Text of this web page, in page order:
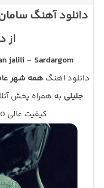
دانلود آهنگ
jalili – Sardargom
دانلود اهنگ همه شهر
جلیلی به همراه پخش
کیفیت عالی 320 در